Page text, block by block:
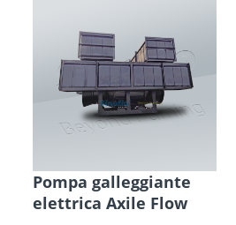
Pompa galleggiante
elettrica Axile Flow